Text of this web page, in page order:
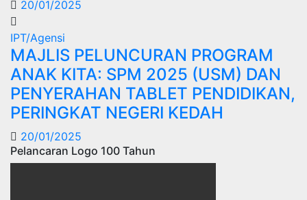
20/01/2025
IPT/Agensi
MAJLIS PELUNCURAN PROGRAM
ANAK KITA: SPM 2025 (USM) DAN
PENYERAHAN TABLET PENDIDIKAN,
PERINGKAT NEGERI KEDAH
20/01/2025
Pelancaran Logo 100 Tahun